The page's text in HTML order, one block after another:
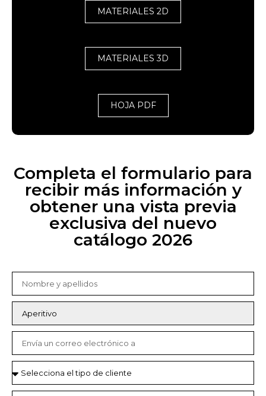
MATERIALES 2D
MATERIALES 3D
HOJA PDF
Completa el formulario para
recibir más información y
obtener una vista previa
exclusiva del nuevo
catálogo 2026